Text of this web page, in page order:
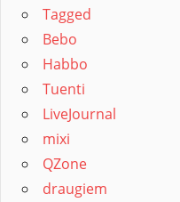
Tagged
Bebo
Habbo
Tuenti
LiveJournal
mixi
QZone
draugiem